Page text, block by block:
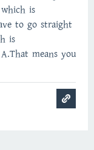
is
to go straight
is
means you